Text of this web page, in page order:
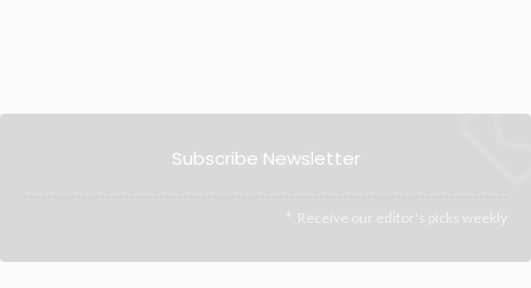
Subscribe Newsletter
Receive our editor's picks weekly